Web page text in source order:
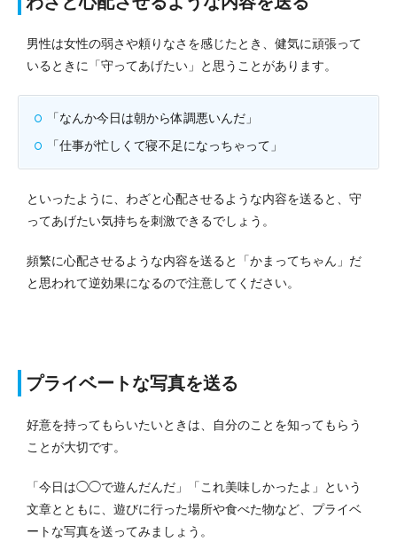
男性は女性の弱さや頼りなさを感じたとき、健気に頑張って
いるときに「守ってあげたい」と思うことがあります。
「なんか今日は朝から体調悪いんだ」
「仕事が忙しくて寝不足になっちゃって」
といったように、わざと心配させるような内容を送ると、守
ってあげたい気持ちを刺激できるでしょう。
頻繁に心配させるような内容を送ると「かまってちゃん」だ
と思われて逆効果になるので注意してください。
プライベートな写真を送る
好意を持ってもらいたいときは、自分のことを知ってもらう
ことが大切です。
「今日は◯◯で遊んだんだ」「これ美味しかったよ」という
文章とともに、遊びに行った場所や食べた物など、プライベ
ートな写真を送ってみましょう。